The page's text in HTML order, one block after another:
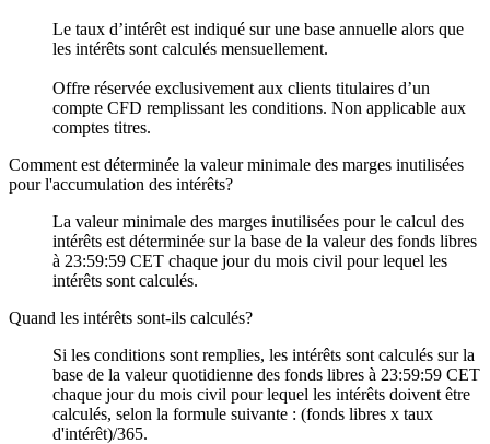
Le taux d’intérêt est indiqué sur une base annuelle alors que
les intérêts sont calculés mensuellement.
Offre réservée exclusivement aux clients titulaires dʼun
compte CFD remplissant les conditions. Non applicable aux
comptes titres.
Comment est déterminée la valeur minimale des marges inutilisées
pour l'accumulation des intérêts?
La valeur minimale des marges inutilisées pour le calcul des
intérêts est déterminée sur la base de la valeur des fonds libres
à 23:59:59 CET chaque jour du mois civil pour lequel les
intérêts sont calculés.
Quand les intérêts sont-ils calculés?
Si les conditions sont remplies, les intérêts sont calculés sur la
base de la valeur quotidienne des fonds libres à 23:59:59 CET
chaque jour du mois civil pour lequel les intérêts doivent être
calculés, selon la formule suivante : (fonds libres x taux
d'intérêt)/365.